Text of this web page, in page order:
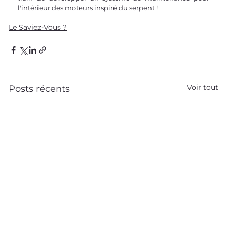
l'intérieur des moteurs inspiré du serpent !
Le Saviez-Vous ?
Posts récents Voir tout